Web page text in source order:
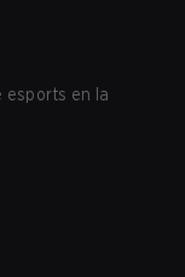
esports en la